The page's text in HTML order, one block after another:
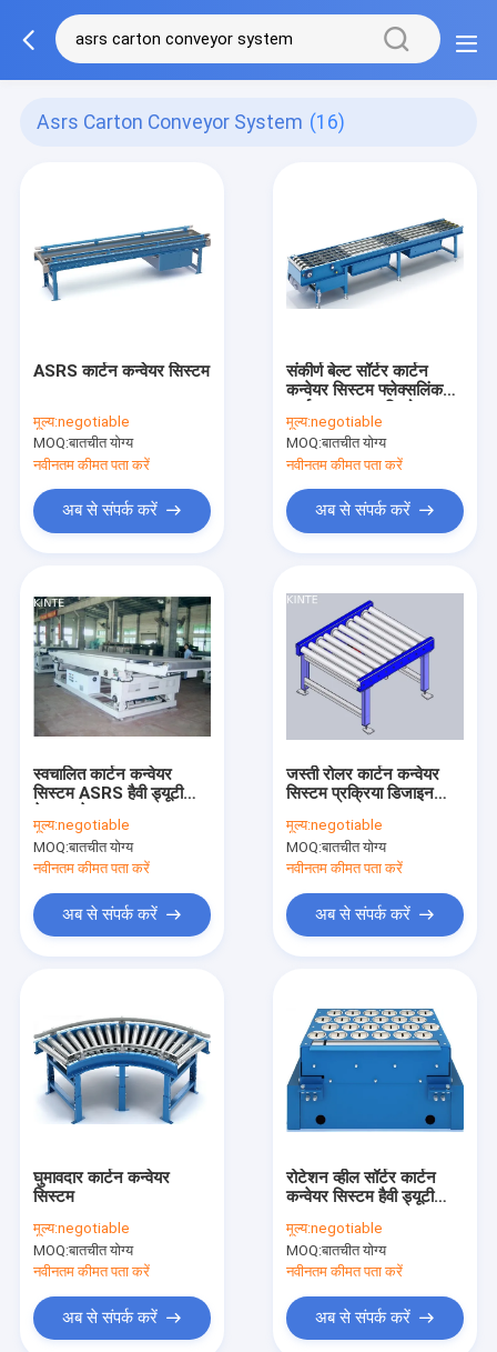
Asrs Carton Conveyor System (16)
ASRS कार्टन कन्वेयर सिस्टम
मूल्य:negotiable
MOQ:बातचीत योग्य
नवीनतम कीमत पता करें
अब से संपर्क करें
संकीर्ण बेल्ट सॉर्टर कार्टन
कन्वेयर सिस्टम फ्लेक्सलिंक
मूल्य:negotiable
MOQ:बातचीत योग्य
नवीनतम कीमत पता करें
अब से संपर्क करें
स्वचालित कार्टन कन्वेयर
सिस्टम ASRS हैवी ड्यूटी
मूल्य:negotiable
MOQ:बातचीत योग्य
नवीनतम कीमत पता करें
अब से संपर्क करें
जस्ती रोलर कार्टन कन्वेयर
सिस्टम प्रक्रिया डिजाइन
मूल्य:negotiable
MOQ:बातचीत योग्य
नवीनतम कीमत पता करें
अब से संपर्क करें
घुमावदार कार्टन कन्वेयर
सिस्टम
मूल्य:negotiable
MOQ:बातचीत योग्य
नवीनतम कीमत पता करें
अब से संपर्क करें
रोटेशन व्हील सॉर्टर कार्टन
कन्वेयर सिस्टम हैवी ड्यूटी
मूल्य:negotiable
MOQ:बातचीत योग्य
नवीनतम कीमत पता करें
अब से संपर्क करें